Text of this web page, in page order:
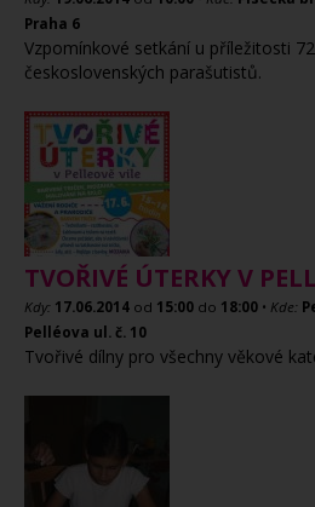
Praha 6
Vzpomínkové setkání u příležitosti
československých parašutistů.
TVOŘIVÉ ÚTERKY V
Kdy: 17.06.2014 od 15:00 do 18:00 • Kde:
Pelléova ul. č. 10
Tvořivé dílny pro všechny věkové